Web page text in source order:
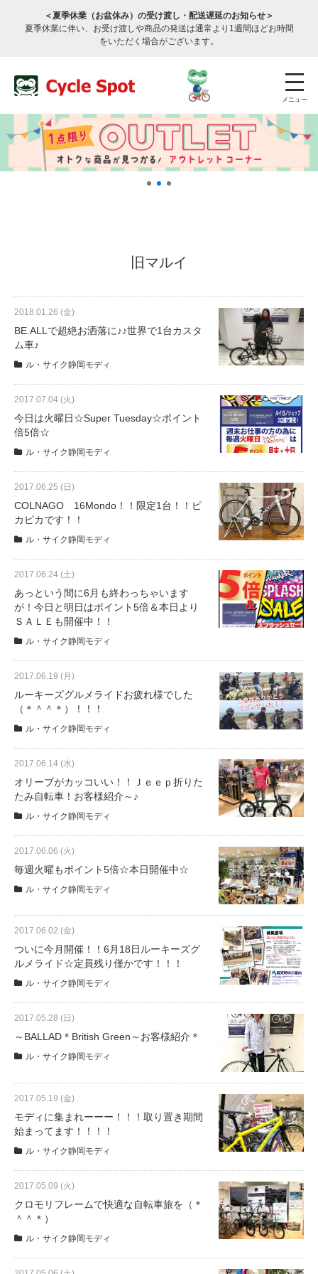
＜夏季休業（お盆休み）の受け渡し・配送遅延のお知らせ＞
夏季休業に伴い、お受け渡しや商品の発送は通常より1週間ほどお時間
をいただく場合がございます。
メニュー
修理・メンテナンス工賃
盗難保証
オリジナル自転車
Norwayシリーズ
eVita
店舗ブログ
イベント
特集
メディア
求人情報
募集中の求人情報
法人様向け割引
その他
お問い合わせ
会社概要
個人情報保護
旧マルイ
2018.01.26 (金)
BE.ALLで超絶お洒落に♪♪世界で1台カスタ
ム車♪
ル・サイク静岡モディ
2017.07.04 (火)
今日は火曜日☆Super Tuesday☆ポイント
倍5倍☆
ル・サイク静岡モディ
2017.06.25 (日)
COLNAGO 16Mondo！！限定1台！！ピ
カピカです！！
ル・サイク静岡モディ
2017.06.24 (土)
あっという間に6月も終わっちゃいます
が！今日と明日はポイント5倍＆本日より
ＳＡＬＥも開催中！！
ル・サイク静岡モディ
2017.06.19 (月)
ルーキーズグルメライドお疲れ様でした
（＊＾＾＊）！！！
ル・サイク静岡モディ
2017.06.14 (水)
オリーブがカッコいい！！Ｊｅｅｐ折りた
たみ自転車！お客様紹介～♪
ル・サイク静岡モディ
2017.06.06 (火)
毎週火曜もポイント5倍☆本日開催中☆
ル・サイク静岡モディ
2017.06.02 (金)
ついに今月開催！！6月18日ルーキーズグ
ルメライド☆定員残り僅かです！！！
ル・サイク静岡モディ
2017.05.28 (日)
～BALLAD＊British Green～お客様紹介＊
ル・サイク静岡モディ
2017.05.19 (金)
モディに集まれーーー！！！取り置き期間
始まってます！！！！
ル・サイク静岡モディ
2017.05.09 (火)
クロモリフレームで快適な自転車旅を（＊
＾＾＊）
ル・サイク静岡モディ